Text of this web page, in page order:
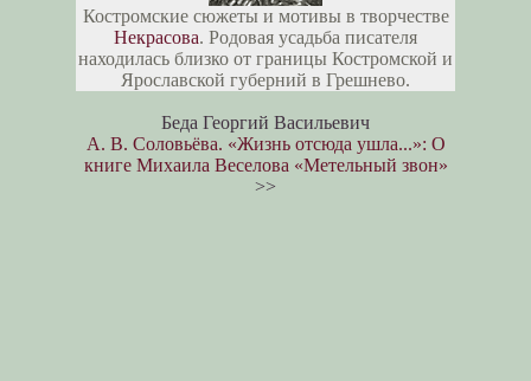
Костромские сюжеты и мотивы в творчестве
Некрасова. Родовая усадьба писателя
находилась близко от границы Костромской и
Ярославской губерний в Грешнево.
Беда Георгий Васильевич
А. В. Соловьёва. «Жизнь отсюда ушла...»: О
книге Михаила Веселова «Метельный звон»
>>